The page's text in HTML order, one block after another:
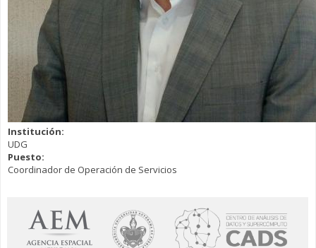
Institución:
UDG
Puesto:
Coordinador de Operación de Servicios